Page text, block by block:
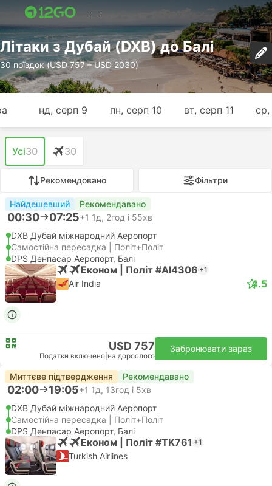
Лiтаки з Дубай (DXB) до Балі
30 поїздок (USD 757 – USD 2030)
нд, серп 9 пн, серп 10 вт, серп 11 ср,
Усі30 30
Рекомендовано Фільтри
Найдешевший Рекомендавано
00:30 07:25+1 1д, 2год і 55хв
DXB Дубай міжнародний Аеропорт
Самостійна пересадка | Політ+Політ
DPS Денпасар Аеропорт, Балі
Економ | Політ #AI4306 +1
Air India 4.5
USD 757
Податки включено на дорослого
Забронювати зараз
Миттєве підтвердження Рекомендавано
02:00 19:05+1 1д, 13год і 5хв
DXB Дубай міжнародний Аеропорт
Самостійна пересадка | Політ+Політ
DPS Денпасар Аеропорт, Балі
Економ | Політ #TK761 +1
Turkish Airlines